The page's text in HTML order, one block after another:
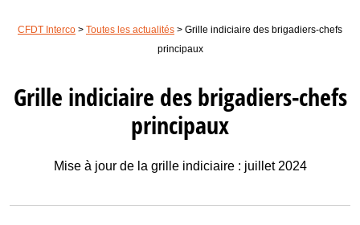
CFDT Interco > Toutes les actualités > Grille indiciaire des brigadiers-chefs
principaux
Grille indiciaire des brigadiers-chefs
principaux
Mise à jour de la grille indiciaire : juillet 2024